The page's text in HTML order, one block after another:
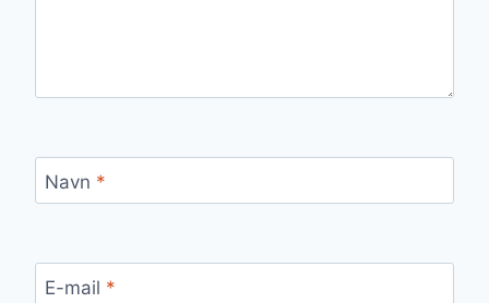
Navn *
E-mail *